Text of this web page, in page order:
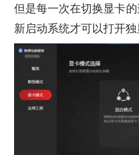
但是每一次在切换显卡
新启动系统才可以打开独